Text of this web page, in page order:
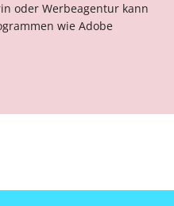
oder Werbeagentur kann
wie Adobe